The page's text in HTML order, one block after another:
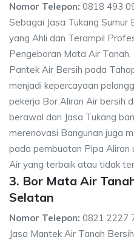
Nomor Telepon: 0818 493
Sebagai Jasa Tukang
yang Ahli dan Terampil
Pengeboran Mata Air
Pantek Air Bersih pada
menjadi kepercayaan
pekerja Bor Aliran Air bersih
berawal dari Jasa Tukang
merenovasi Bangunan juga
pada pembuatan Pipa Aliran
Air yang terbaik atau tidak
3. Bor Mata Air
Selatan
Nomor Telepon: 0821 2227
Jasa Mantek Air Tanah